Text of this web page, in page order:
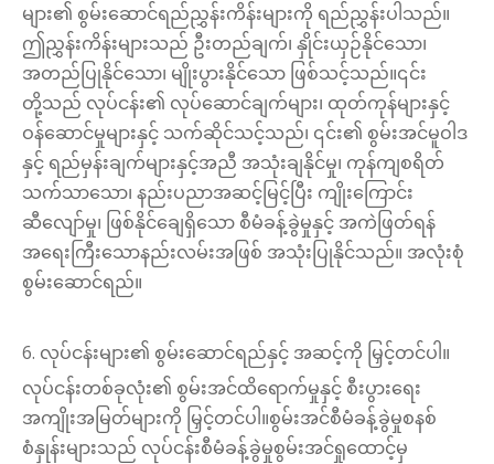
များ၏ စွမ်းဆောင်ရည်ညွှန်းကိန်းများကို ရည်ညွှန်းပါသည်။
ဤညွှန်းကိန်းများသည် ဦးတည်ချက်၊ နှိုင်းယှဉ်နိုင်သော၊
အတည်ပြုနိုင်သော၊ မျိုးပွားနိုင်သော ဖြစ်သင့်သည်။၎င်း
တို့သည် လုပ်ငန်း၏ လုပ်ဆောင်ချက်များ၊ ထုတ်ကုန်များနှင့်
ဝန်ဆောင်မှုများနှင့် သက်ဆိုင်သင့်သည်၊ ၎င်း၏ စွမ်းအင်မူဝါဒ
နှင့် ရည်မှန်းချက်များနှင့်အညီ အသုံးချနိုင်မှု၊ ကုန်ကျစရိတ်
သက်သာသော၊ နည်းပညာအဆင့်မြင့်ပြီး ကျိုးကြောင်း
ဆီလျော်မှု၊ ဖြစ်နိုင်ချေရှိသော စီမံခန့်ခွဲမှုနှင့် အကဲဖြတ်ရန်
အရေးကြီးသောနည်းလမ်းအဖြစ် အသုံးပြုနိုင်သည်။ အလုံးစုံ
စွမ်းဆောင်ရည်။
6. လုပ်ငန်းများ၏ စွမ်းဆောင်ရည်နှင့် အဆင့်ကို မြှင့်တင်ပါ။
လုပ်ငန်းတစ်ခုလုံး၏ စွမ်းအင်ထိရောက်မှုနှင့် စီးပွားရေး
အကျိုးအမြတ်များကို မြှင့်တင်ပါ။စွမ်းအင်စီမံခန့်ခွဲမှုစနစ်
စံနှုန်းများသည် လုပ်ငန်းစီမံခန့်ခွဲမှုစွမ်းအင်ရှုထောင့်မှ